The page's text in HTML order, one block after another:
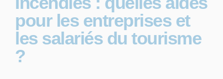
pour les entreprises et
les salariés du tourisme
?